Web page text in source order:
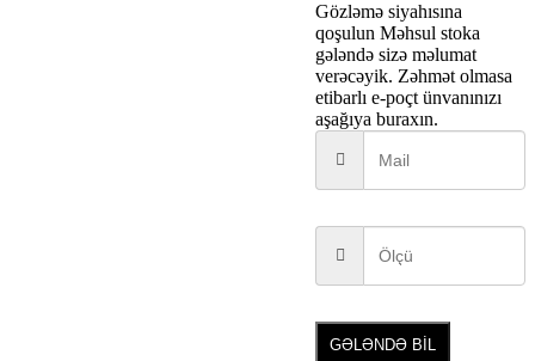
Gözləmə siyahısına
qoşulun Məhsul stoka
gələndə sizə məlumat
verəcəyik. Zəhmət olmasa
etibarlı e-poçt ünvanınızı
aşağıya buraxın.
GƏLƏNDƏ BİL